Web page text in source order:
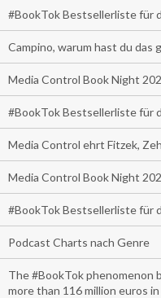
#BookTok Bestsellerliste für
Campino, warum hast du das
Media Control Book Night
#BookTok Bestsellerliste für
Media Control ehrt Fitzek,
Media Control Book Night
#BookTok Bestsellerliste für
Podcast Charts nach Genre
The #BookTok phenomenon
more than 116 million euros